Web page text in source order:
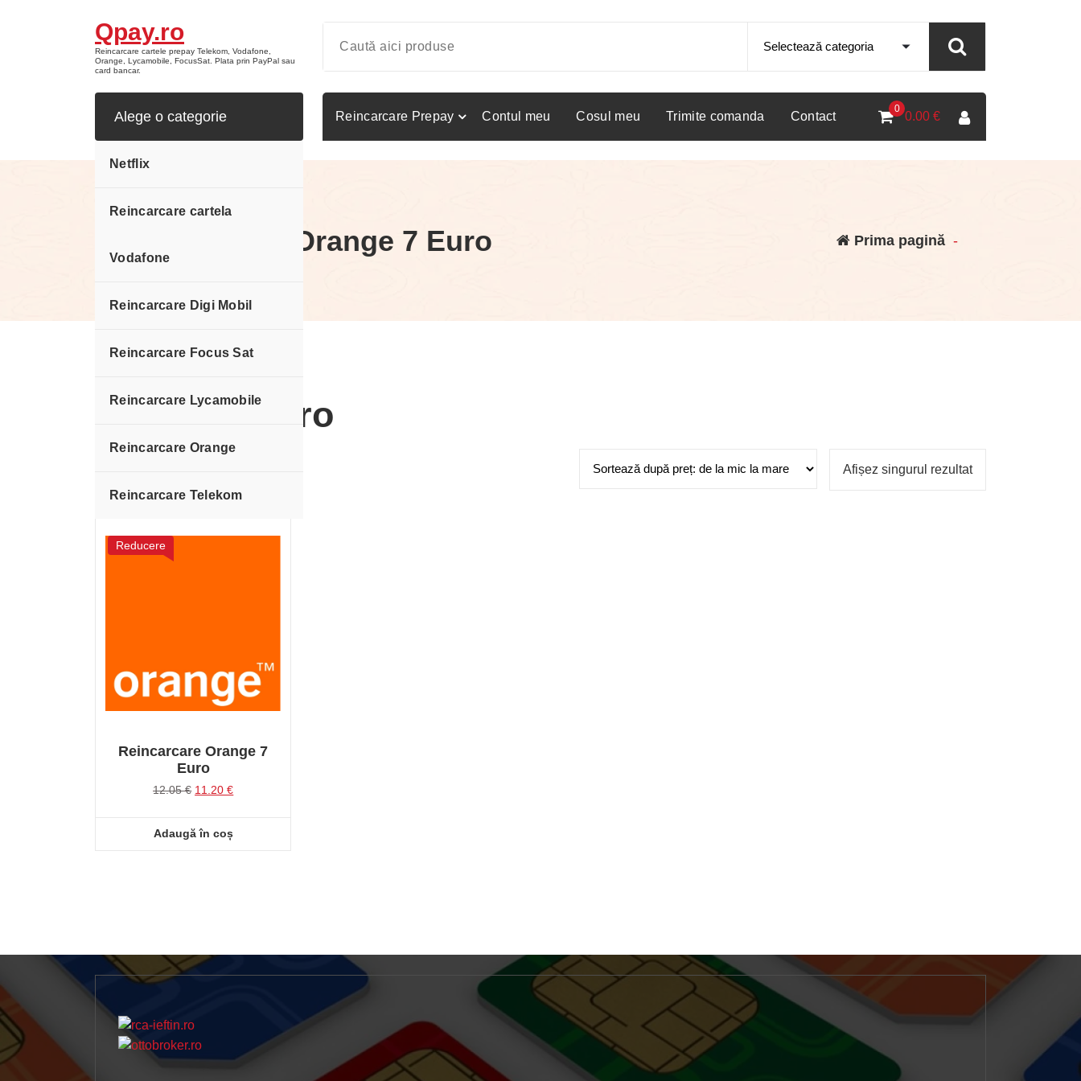
Qpay.ro
Reincarcare cartele prepay Telekom, Vodafone,
Orange, Lycamobile, FocusSat. Plata prin PayPal sau
card bancar.
Alege o categorie
Netflix
Reincarcare cartela
Vodafone
Reincarcare Digi Mobil
Reincarcare Focus Sat
Reincarcare Lycamobile
Reincarcare Orange
Reincarcare Telekom
Reincarcare Prepay Contul meu Cosul meu Trimite comanda Contact
0
0.00 €
Reincarcare Orange 7 Euro Prima pagină -
orange 7 euro
Afișez singurul rezultat
Reducere
Reincarcare Orange 7
Euro
12.05€ Prețul
fost:
11.20€Prețul
Adaugă în coș